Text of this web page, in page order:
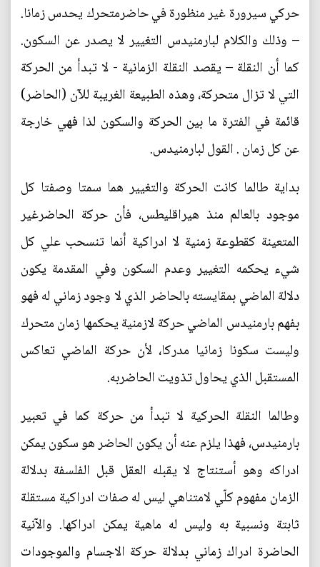
حركي سيرورة غير منظورة في حاضرمتحرك يحدس زمانا.
– وذلك والكلام لبارمنيدس التغيير لا يصدر عن السكون.
كما أن النقلة – يقصد النقلة الزمانية - لا تبدأ من الحركة
التي لا تزال متحركة، وهذه الطبيعة الغريبة للآن (الحاضر)
قائمة في الفترة ما بين الحركة والسكون لذا فهي خارجة
عن كل زمان . القول لبارمنيدس.
بداية طالما كانت الحركة والتغيير هما سمتا وصفتا كل
موجود بالعالم منذ هيراقليطس، فأن حركة الحاضرغير
المتعينة كقطوعة زمنية لا ادراكية أنما تنسحب علي كل
شيء يحكمه التغيير وعدم السكون وفي المقدمة يكون
دلالة الماضي بمقايسته بالحاضر الذي لا وجود زماني له فهو
بفهم بارمنيدس الماضي حركة لازمنية يحكمها زمان متحرك
وليست سكونا زمانيا مدركا، لأن حركة الماضي تعاكس
المستقبل الذي يحاول تذويت الحاضربه.
وطالما النقلة الحركية لا تبدأ من حركة كما في تعبير
بارمنيدس، فهذا يلزم عنه أن يكون الحاضر هو سكون يمكن
ادراكه وهو أستنتاج لا يقبله العقل قبل الفلسفة بدلالة
الزمان مفهوم كلّي لامتناهي ليس له صفات ادراكية مستقلة
ثابتة ونسبية به وليس له ماهية يمكن ادراكها. والآنية
الحاضرة ادراك زماني بدلالة حركة الاجسام والموجودات